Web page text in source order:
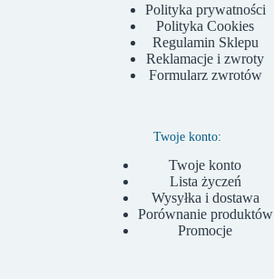
Polityka prywatności
Polityka Cookies
Regulamin Sklepu
Reklamacje i zwroty
Formularz zwrotów
Twoje konto:
Twoje konto
Lista życzeń
Wysyłka i dostawa
Porównanie produktów
Promocje